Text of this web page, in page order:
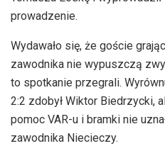
prowadzenie.
Wydawało się, że goście
zawodnika nie wypuszczą
to spotkanie przegrali.
2:2 zdobył Wiktor Biedrzycki,
pomoc VAR-u i bramki nie
zawodnika Niecieczy.